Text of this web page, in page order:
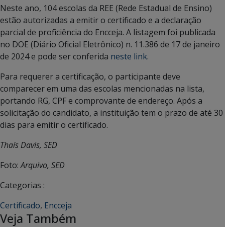
Neste ano, 104 escolas da REE (Rede Estadual de Ensino)
estão autorizadas a emitir o certificado e a declaração
parcial de proficiência do Encceja. A listagem foi publicada
no DOE (Diário Oficial Eletrônico) n. 11.386 de 17 de janeiro
de 2024 e pode ser conferida neste link.
Para requerer a certificação, o participante deve
comparecer em uma das escolas mencionadas na lista,
portando RG, CPF e comprovante de endereço. Após a
solicitação do candidato, a instituição tem o prazo de até 30
dias para emitir o certificado.
Thaís Davis, SED
Foto:Arquivo, SED
Categorias :
Certificado, Encceja
Veja Também